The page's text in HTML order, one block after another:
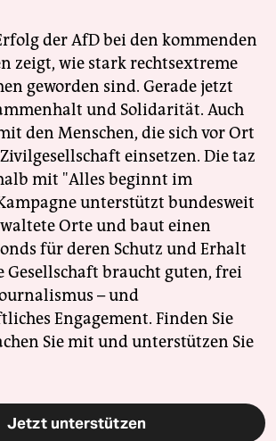
der AfD bei den kommenden
zeigt, wie stark rechtsextreme
geworden sind. Gerade jetzt
und Solidarität. Auch
den Menschen, die sich vor Ort
einsetzen. Die taz
mit "Alles beginnt im
unterstützt bundesweit
Orte und baut einen
für deren Schutz und Erhalt
Gesellschaft braucht guten, frei
– und
Engagement. Finden Sie
Sie mit und unterstützen Sie
Jetzt unterstützen